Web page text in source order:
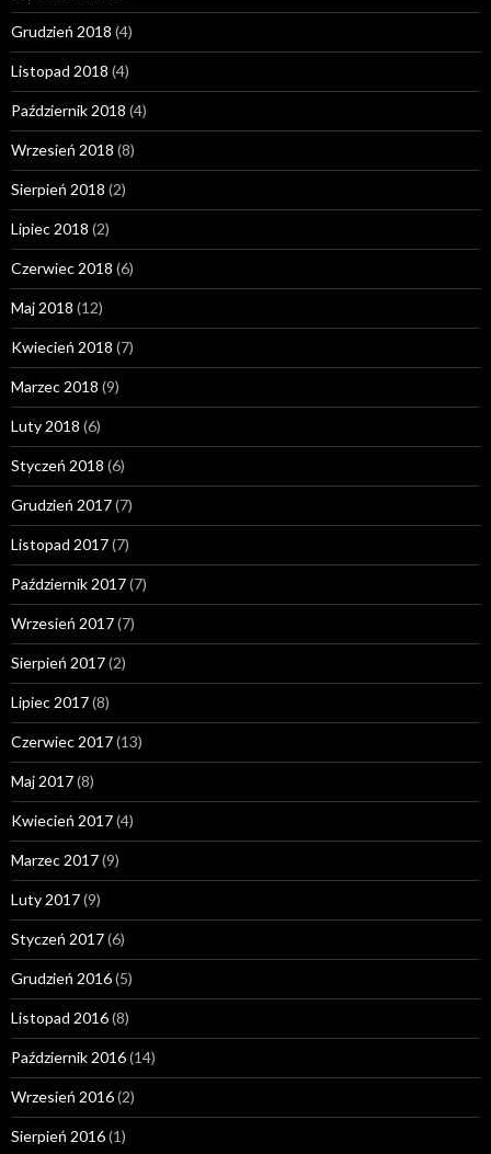
Grudzień 2018 (4)
Listopad 2018 (4)
Październik 2018 (4)
Wrzesień 2018 (8)
Sierpień 2018 (2)
Lipiec 2018 (2)
Czerwiec 2018 (6)
Maj 2018 (12)
Kwiecień 2018 (7)
Marzec 2018 (9)
Luty 2018 (6)
Styczeń 2018 (6)
Grudzień 2017(7)
Listopad 2017(7)
Październik 2017(7)
Wrzesień 2017(7)
Sierpień 2017(2)
Lipiec 2017(8)
Czerwiec 2017(13)
Maj 2017(8)
Kwiecień 2017(4)
Marzec 2017(9)
Luty 2017(9)
Styczeń 2017(6)
Grudzień 2016(5)
Listopad 2016(8)
Październik 2016(14)
Wrzesień 2016(2)
Sierpień 2016(1)